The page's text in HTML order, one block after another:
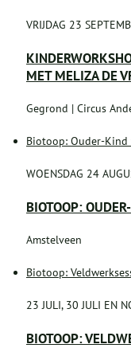
VRIJDAG 23
MET MELIZA DE
Gegrond | Circus
Biotoop: Ouder-
WOENSDAG 24
BIOTOOP:
Amstelveen
Biotoop:
23 JULI, 30 JULI EN
BIOTOOP: